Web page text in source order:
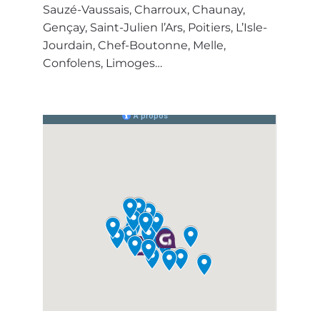
Sauzé-Vaussais, Charroux, Chaunay,
Gençay, Saint-Julien l’Ars, Poitiers, L’Isle-
Jourdain, Chef-Boutonne, Melle,
Confolens, Limoges…